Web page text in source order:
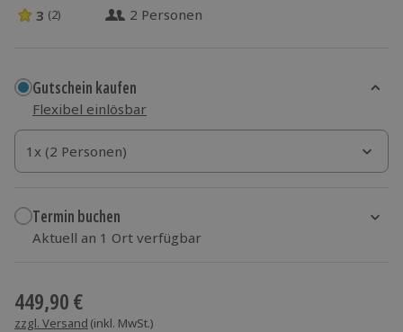
3 Sterne von 5 aus 2 Bewertungen
3 (2) 2 Personen
Gutschein kaufen
Flexibel einlösbar
1x (2 Personen)
1x (2 Personen)
1x (2 Personen)
Termin buchen
Aktuell an 1 Ort verfügbar
449,90 €
zzgl. Versand (inkl. MwSt.)